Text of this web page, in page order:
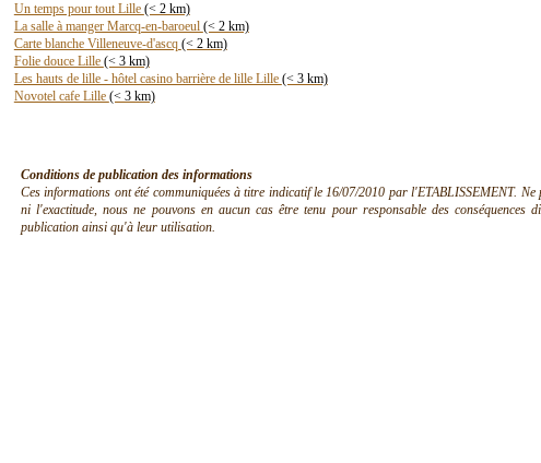
Un temps pour tout Lille (< 2 km)
La salle à manger Marcq-en-baroeul (< 2 km)
Carte blanche Villeneuve-d'ascq (< 2 km)
Folie douce Lille (< 3 km)
Les hauts de lille - hôtel casino barrière de lille Lille (< 3 km)
Novotel cafe Lille (< 3 km)
Conditions de publication des informations
Ces informations ont été communiquées à titre indicatif le 16/07/2010 par l'ETABLISSEMENT.
ni l'exactitude, nous ne pouvons en aucun cas être tenu pour responsable des conséquences
publication ainsi qu'à leur utilisation.